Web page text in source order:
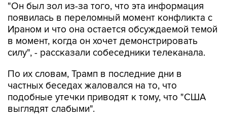
"Он был зол из-за того, что эта информация
появилась в переломный момент конфликта с
Ираном и что она остается обсуждаемой темой
в момент, когда он хочет демонстрировать
силу", - рассказали собеседники телеканала.
По их словам, Трамп в последние дни в
частных беседах жаловался на то, что
подобные утечки приводят к тому, что "США
выглядят слабыми".